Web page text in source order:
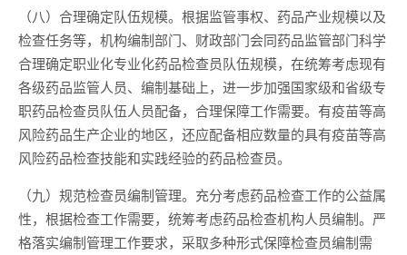
（八）合理确定队伍规模。根据监管事权、药品产业规模以及
检查任务等，机构编制部门、财政部门会同药品监管部门科学
合理确定职业化专业化药品检查员队伍规模，在统筹考虑现有
各级药品监管人员、编制基础上，进一步加强国家级和省级专
职药品检查员队伍人员配备，合理保障工作需要。有疫苗等高
风险药品生产企业的地区，还应配备相应数量的具有疫苗等高
风险药品检查技能和实践经验的药品检查员。
（九）规范检查员编制管理。充分考虑药品检查工作的公益属
性，根据检查工作需要，统筹考虑药品检查机构人员编制。严
格落实编制管理工作要求，采取多种形式保障检查员编制需